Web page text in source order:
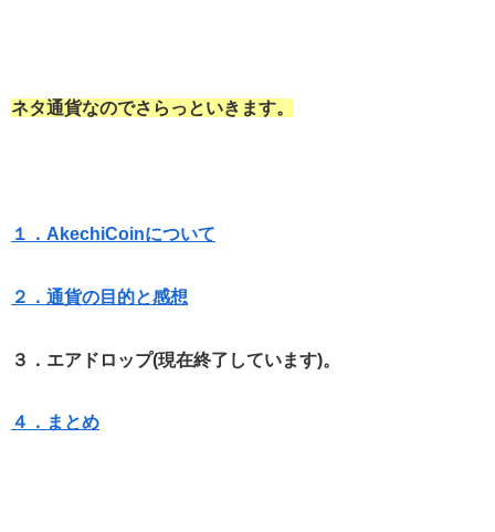
ネタ通貨なのでさらっといきます。
１．AkechiCoinについて
２．通貨の目的と感想
３．エアドロップ(現在終了しています)。
４．まとめ